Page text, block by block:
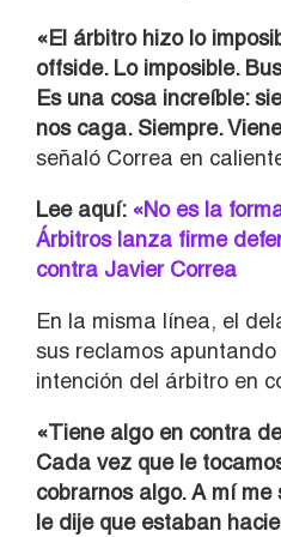
«El árbitro hizo lo
offside. Lo imposible.
Es una cosa increíble:
nos caga. Siempre.
señaló Correa en
Lee aquí:«No es la
Árbitros lanza firme
contra Javier Correa
En la misma línea, el
sus reclamos
intención del árbitro en
«Tiene algo en contra
Cada vez que le
cobrarnos algo. A mí
le dije que estaban